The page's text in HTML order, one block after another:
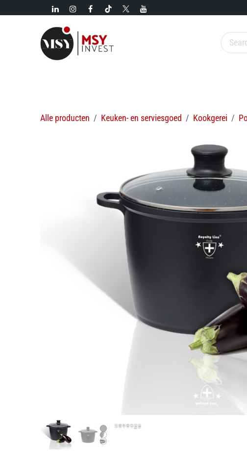
Overslaan naar inhoud
Alle producten Keuken- en serviesgoed Kookgerei